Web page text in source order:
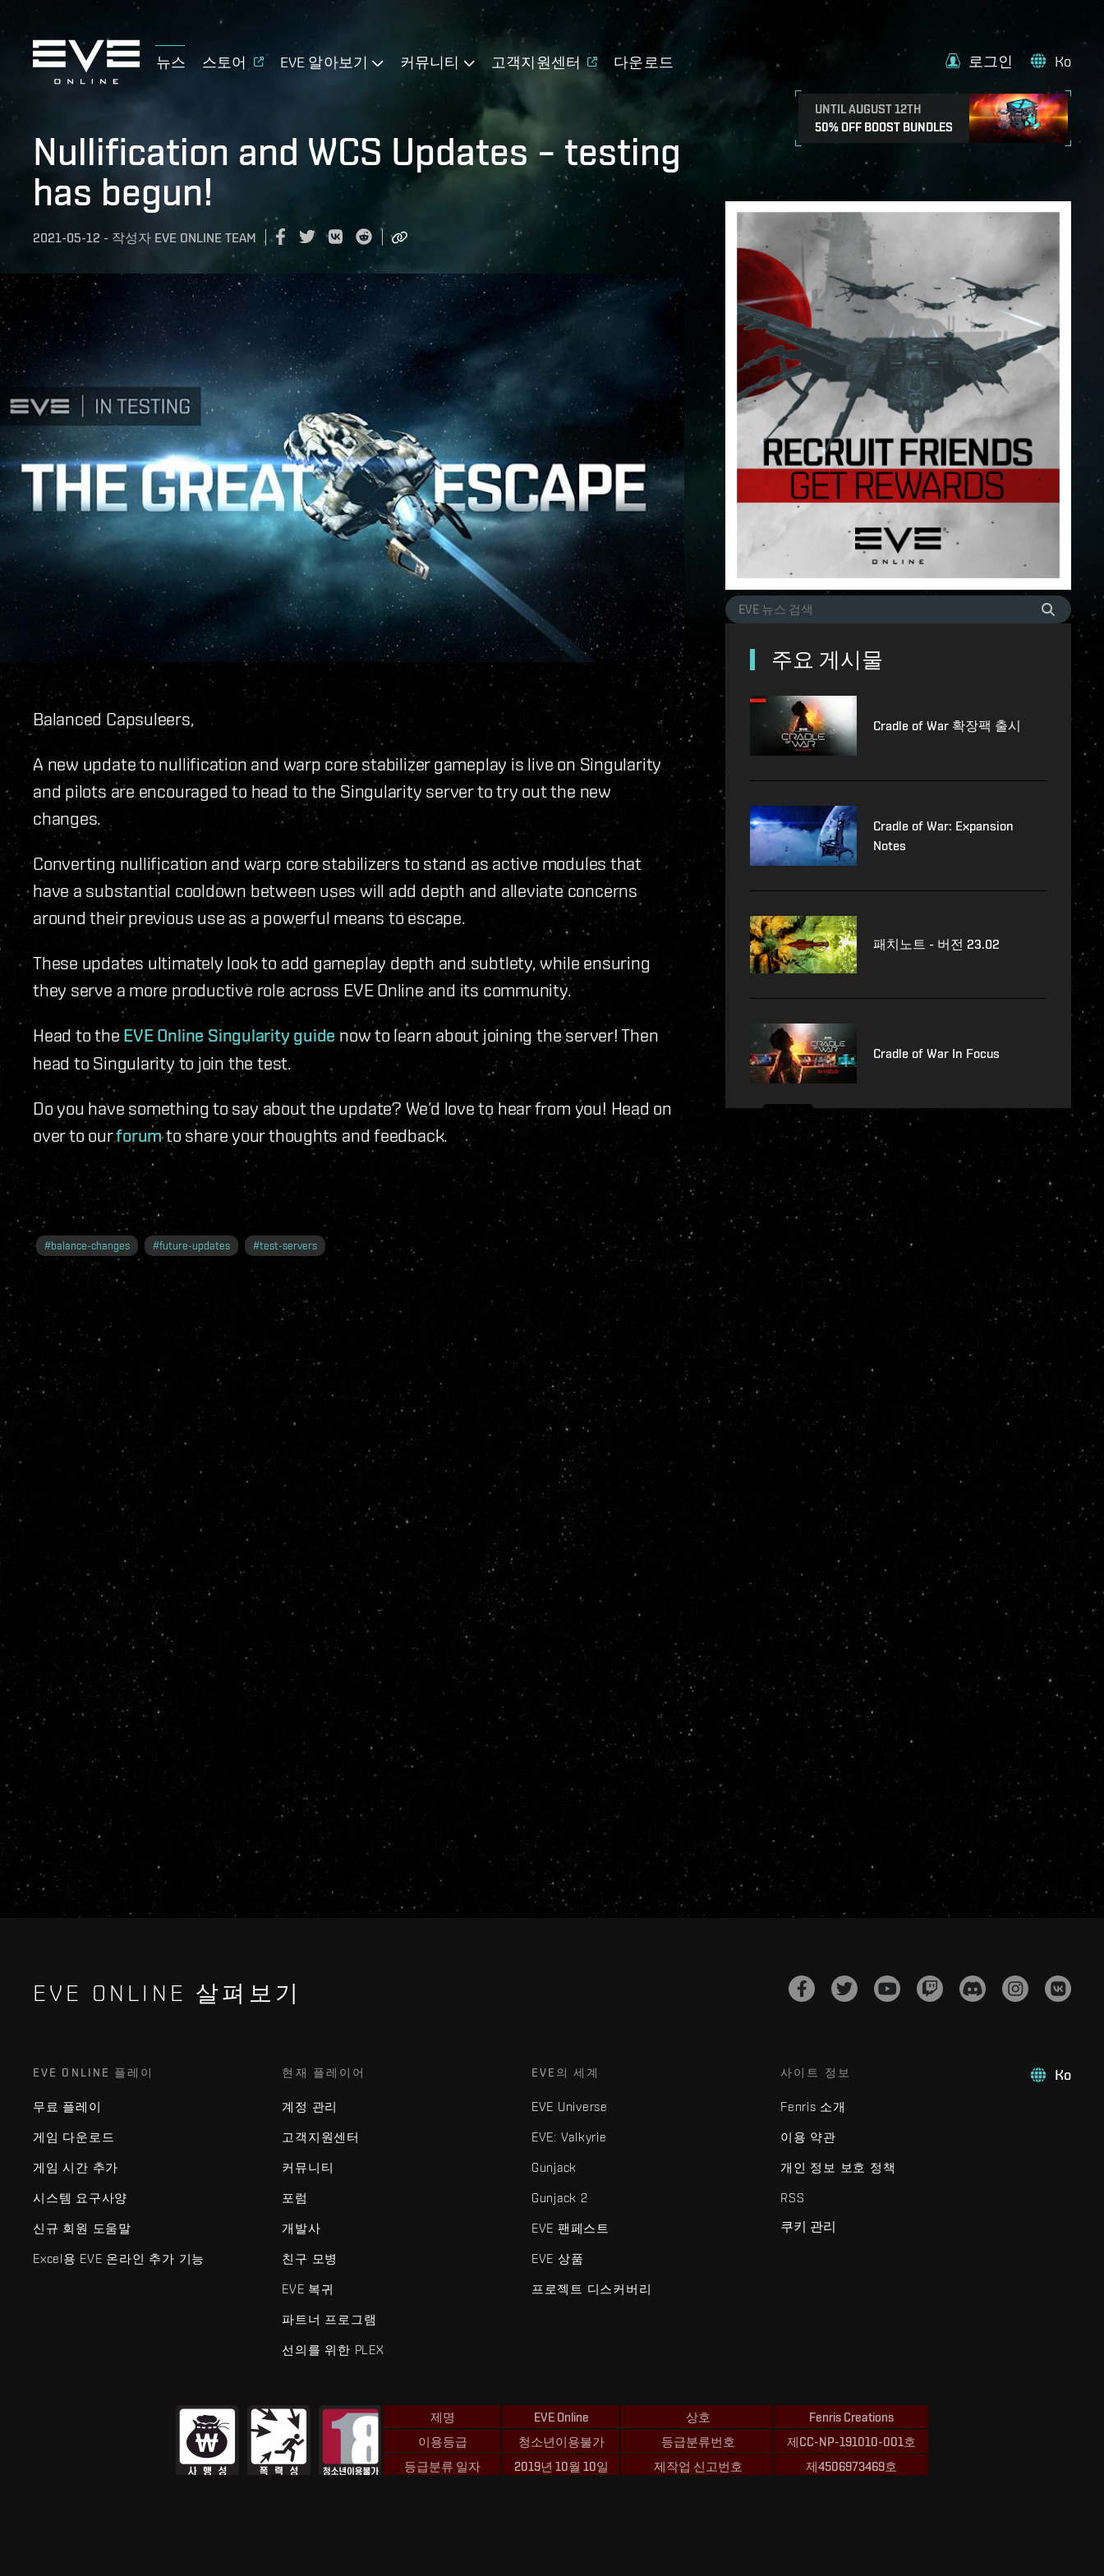
뉴스 스토어 EVE 알아보기 커뮤니티 고객지원센터 다운로드
UNTIL AUGUST 12TH
50% OFF BOOST BUNDLES
로그인 Ko
Nullification and WCS Updates – testing
has begun!
2021-05-12 - 작성자 EVE ONLINE TEAM
Balanced Capsuleers,
A new update to nullification and warp core stabilizer gameplay is live on Singularity
and pilots are encouraged to head to the Singularity server to try out the new
changes.
Converting nullification and warp core stabilizers to stand as active modules that
have a substantial cooldown between uses will add depth and alleviate concerns
around their previous use as a powerful means to escape.
These updates ultimately look to add gameplay depth and subtlety, while ensuring
they serve a more productive role across EVE Online and its community.
Head to the EVE Online Singularity guide now to learn about joining the server! Then
head to Singularity to join the test.
Do you have something to say about the update? We’d love to hear from you! Head on
over to ourforumto share your thoughts and feedback.
#balance-changes #future-updates #test-servers
주요 게시물
Cradle of War 확장팩 출시
Cradle of War: Expansion
Notes
패치노트 - 버전 23.02
Cradle of War In Focus
EVE ONLINE 살펴보기
Ko
EVE ONLINE 플레이
무료 플레이
게임 다운로드
게임 시간 추가
시스템 요구사양
신규 회원 도움말
Excel용 EVE 온라인 추가 기능
현재 플레이어
계정 관리
고객지원센터
커뮤니티
포럼
개발사
친구 모병
EVE 복귀
파트너 프로그램
선의를 위한 PLEX
EVE의 세계
EVE Universe
EVE: Valkyrie
Gunjack
Gunjack 2
EVE 팬페스트
EVE 상품
프로젝트 디스커버리
사이트 정보
Fenris 소개
이용 약관
개인 정보 보호 정책
RSS
쿠키 관리
제명
EVE Online
이용등급
청소년이용불가
등급분류 일자
2019년 10월 10일
상호
Fenris Creations
등급분류번호
제CC-NP-191010-001호
제작업 신고번호
제4506973469호